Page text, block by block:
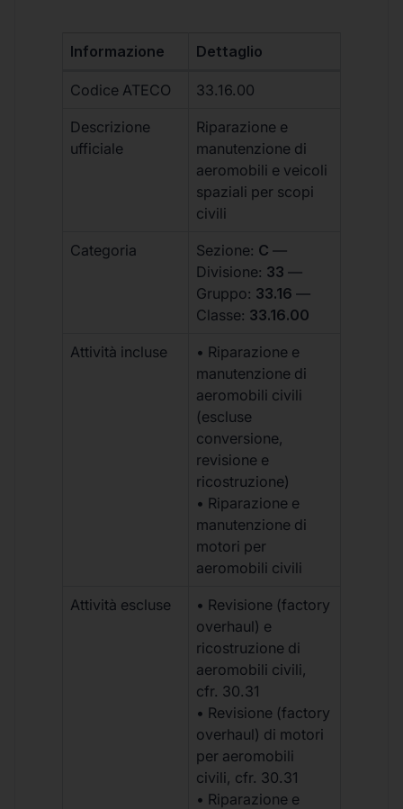
Informazione Dettaglio
Codice ATECO 33.16.00
Descrizione
ufficiale
Riparazione e
manutenzione di
aeromobili e veicoli
spaziali per scopi
civili
Categoria Sezione: C —
Divisione: 33 —
Gruppo: 33.16 —
Classe: 33.16.00
Attività incluse
• Riparazione e
manutenzione di
aeromobili civili
(escluse
conversione,
revisione e
ricostruzione)
• Riparazione e
manutenzione di
motori per
aeromobili civili
Attività escluse
• Revisione (factory
overhaul) e
ricostruzione di
aeromobili civili,
cfr. 30.31
• Revisione (factory
overhaul) di motori
per aeromobili
civili, cfr. 30.31
• Riparazione e